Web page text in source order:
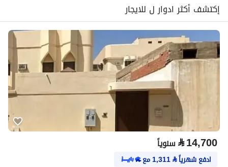
إكتشف أكثر ادوار ل للايجار
⃁14,700 سنوياً
ادفع شهرياً⃁
1,311مع